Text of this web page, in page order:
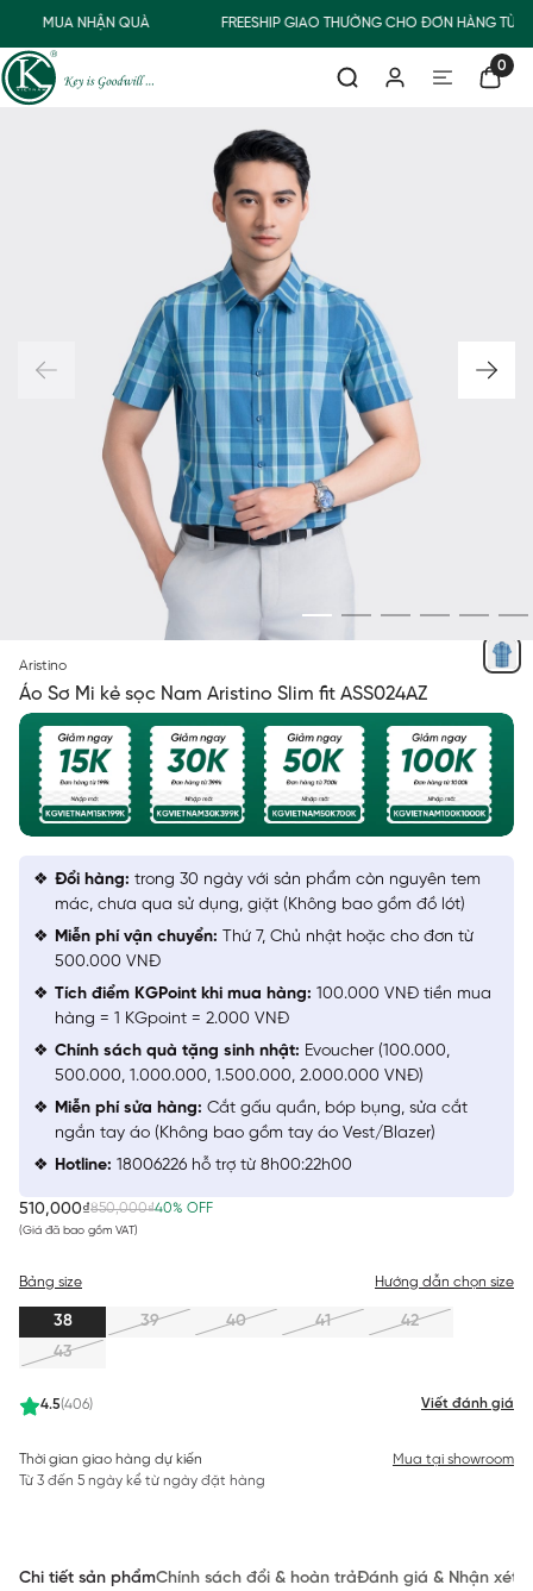
MUA NHẬN QUÀ FREESHIP GIAO THƯỜNG CHO ĐƠN HÀNG TỪ
0
Aristino
Áo Sơ Mi kẻ sọc Nam Aristino Slim fit ASS024AZ
510,000₫850,000₫40% OFF
(Giá đã bao gồm VAT)
4.5(406) Viết đánh giá
Bảng size Hướng dẫn chọn size
38 39 40 41
42
43
Thời gian giao hàng dự kiến
Từ 3 đến 5 ngày kể từ ngày đặt hàng
Mua tại showroom
Đổi hàng: trong 30 ngày với sản phẩm còn nguyên tem
mác, chưa qua sử dụng, giặt (Không bao gồm đồ lót)
Miễn phí vận chuyển: Thứ 7, Chủ nhật hoặc cho đơn từ
500.000 VNĐ
Tích điểm KGPoint khi mua hàng: 100.000 VNĐ tiền mua
hàng = 1 KGpoint = 2.000 VNĐ
Chính sách quà tặng sinh nhật: Evoucher (100.000,
500.000, 1.000.000, 1.500.000, 2.000.000 VNĐ)
Miễn phí sửa hàng: Cắt gấu quần, bóp bụng, sửa cắt
ngắn tay áo (Không bao gồm tay áo Vest/Blazer)
Hotline: 18006226 hỗ trợ từ 8h00:22h00
Chi tiết sản phẩmChính sách đổi & hoàn trảĐánh giá & Nhận xét